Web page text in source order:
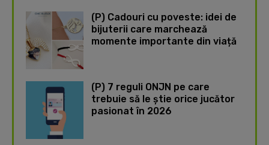
(P) Cadouri cu poveste: idei de
bijuterii care marchează
momente importante din viață
(P) 7 reguli ONJN pe care
trebuie să le știe orice jucător
pasionat în 2026